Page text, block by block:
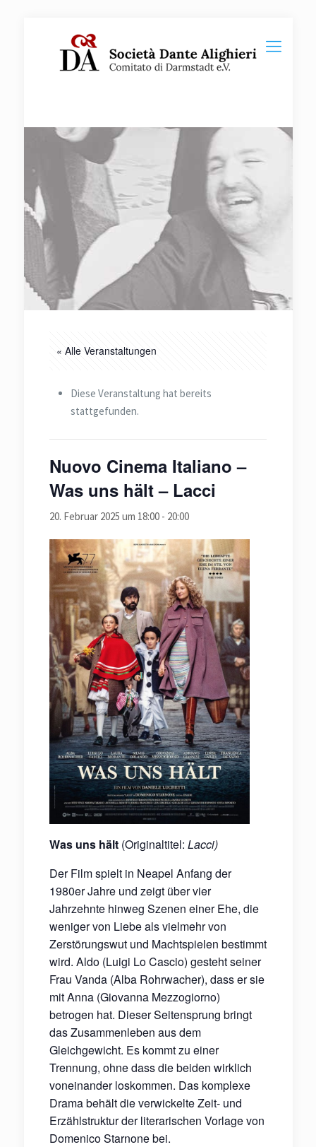
« Alle Veranstaltungen
Diese Veranstaltung hat bereits
stattgefunden.
Nuovo Cinema Italiano –
Was uns hält – Lacci
20. Februar 2025 um 18:00- 20:00
Was uns hält(Originaltitel: Lacci)
Der Film spielt in Neapel Anfang der
1980er Jahre und zeigt über vier
Jahrzehnte hinweg Szenen einer Ehe, die
weniger von Liebe als vielmehr von
Zerstörungswut und Machtspielen bestimmt
wird. Aldo (Luigi Lo Cascio) gesteht seiner
Frau Vanda (Alba Rohrwacher), dass er sie
mit Anna (Giovanna Mezzogiorno)
betrogen hat. Dieser Seitensprung bringt
das Zusammenleben aus dem
Gleichgewicht. Es kommt zu einer
Trennung, ohne dass die beiden wirklich
voneinander loskommen. Das komplexe
Drama behält die verwickelte Zeit- und
Erzählstruktur der literarischen Vorlage von
Domenico Starnone bei.